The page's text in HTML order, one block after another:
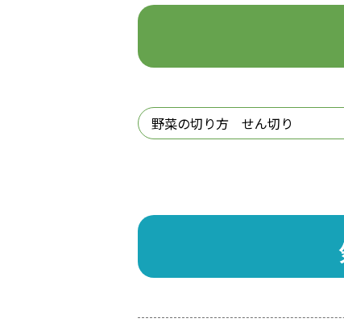
野菜の切り方 せん切り